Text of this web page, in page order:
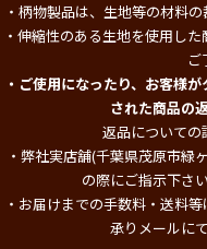
・柄物製品は、生地等の材料
・伸縮性のある生地を使用し
ご
・ご使用になったり、お客様
された商品の
返品についての
・弊社実店舗(千葉県茂原市緑
の際にご指示下さ
・お届けまでの手数料・送料
承りメールに